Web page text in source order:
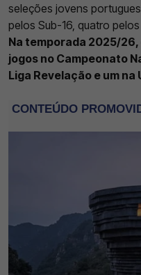
seleções jovens
pelos Sub-16, quatro
Na temporada 2025/
jogos no Campeonato
Liga Revelação e um na